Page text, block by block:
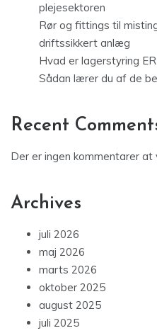
plejesektoren
Rør og fittings til
driftssikkert anlæg
Hvad er lagerstyring
Sådan lærer du af de
Recent
Der er ingen kommentarer at
Archives
juli 2026
maj 2026
marts 2026
oktober 2025
august 2025
juli 2025